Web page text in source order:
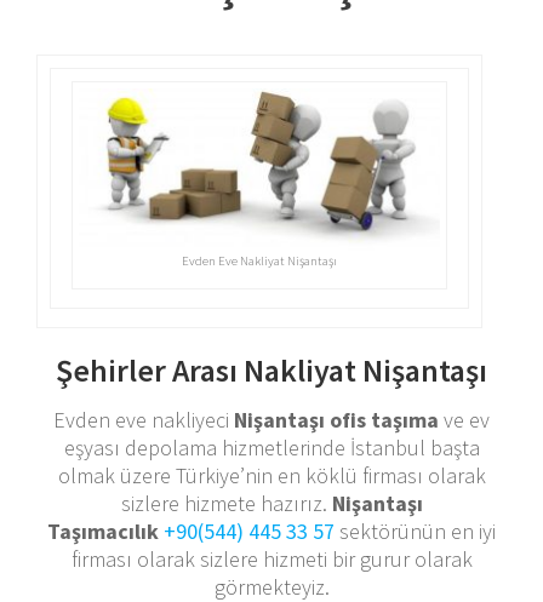
Evden Eve Nakliyat Nişantaşı
Şehirler Arası Nakliyat Nişantaşı
Evden eve nakliyeci Nişantaşı ofis taşıma ve ev
eşyası depolama hizmetlerinde İstanbul başta
olmak üzere Türkiye’nin en köklü firması olarak
sizlere hizmete hazırız. Nişantaşı
Taşımacılık +90(544) 445 33 57 sektörünün en iyi
firması olarak sizlere hizmeti bir gurur olarak
görmekteyiz.